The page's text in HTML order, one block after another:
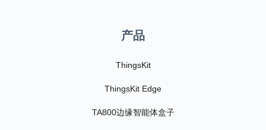
产品
ThingsKit
ThingsKit Edge
TA800边缘智能体盒子